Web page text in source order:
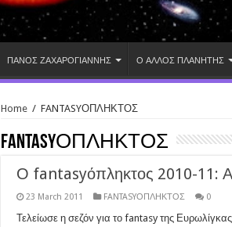
ΠΑΝΟΣ ΖΑΧΑΡΟΓΙΑΝΝΗΣ Ο ΑΛΛΟΣ ΠΛΑΝΗΤΗΣ
Home / FANTASYΟΠΛΗΚΤΟΣ
FANTASYΟΠΛΗΚΤΟΣ
Ο fantasyόπληκτος 2010-11:
23 March 2011 FANTASYΟΠΛΗΚΤΟΣ 0
Τελείωσε η σεζόν για το fantasy της